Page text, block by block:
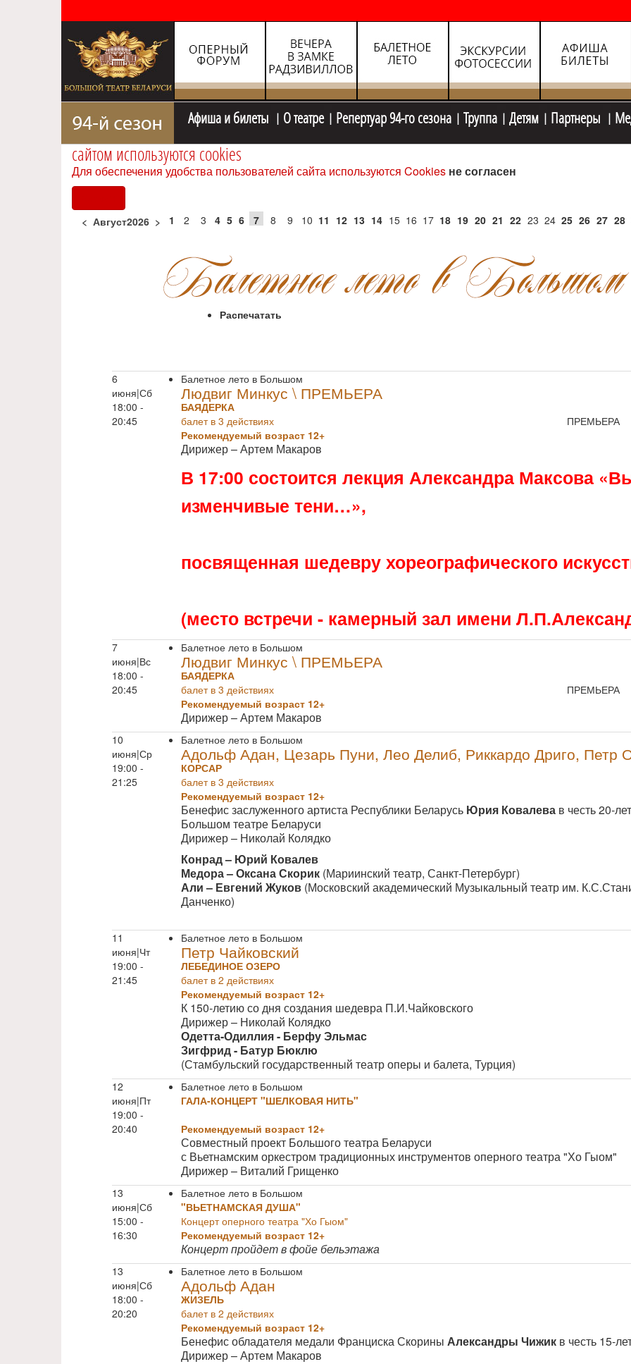
Афиша и билеты О театре Репертуар 94-го сезона Труппа Детям Партнеры
сайтом используются cookies
Для обеспечения удобства пользователей сайта используются Cookies не согласен
< Август2026 > 1 2 3 4 5 6 7 8 9 10 11 12 13 14 15 16 17 18 19 20 21 22 23 24 25 26 27 28
Распечатать
6
июня|Сб
18:00 -
20:45
Балетное лето в Большом
Людвиг Минкус \ ПРЕМЬЕРА
БАЯДЕРКА
ПРЕМЬЕРА
балет в 3 действиях
Рекомендуемый возраст 12+
Дирижер – Артем Макаров
В 17:00 состоится лекция Александра Максова
изменчивые тени…»,
посвященная шедевру хореографического
(место встречи - камерный зал имени
7
июня|Вс
18:00 -
20:45
Балетное лето в Большом
Людвиг Минкус \ ПРЕМЬЕРА
БАЯДЕРКА
ПРЕМЬЕРА
балет в 3 действиях
Рекомендуемый возраст 12+
Дирижер – Артем Макаров
10
июня|Ср
19:00 -
21:25
Балетное лето в Большом
Адольф Адан, Цезарь Пуни, Лео Делиб, Риккардо Дриго, Петр
КОРСАР
балет в 3 действиях
Рекомендуемый возраст 12+
Бенефис заслуженного артиста Республики Беларусь Юрия Ковалева в честь 20-
Большом театре Беларуси
Дирижер – Николай Колядко
Конрад – Юрий Ковалев
Медора –Оксана Скорик (Мариинский театр, Санкт-Петербург)
Али – Евгений Жуков (Московский академический Музыкальный театр им.
Данченко)
11
июня|Чт
19:00 -
21:45
Балетное лето в Большом
Петр Чайковский
ЛЕБЕДИНОЕ ОЗЕРО
балет в 2 действиях
Рекомендуемый возраст 12+
К 150-летию со дня создания шедевра П.И.Чайковского
Дирижер – Николай Колядко
Одетта-Одиллия - Берфу Эльмас
Зигфрид - Батур Бюклю
(Стамбульский государственный театр оперы и балета, Турция)
12
июня|Пт
19:00 -
20:40
Балетное лето в Большом
ГАЛА-КОНЦЕРТ "ШЕЛКОВАЯ НИТЬ"
Рекомендуемый возраст 12+
Совместный проект Большого театра Беларуси
с Вьетнамским оркестром традиционных инструментов оперного театра "Хо Гыом"
Дирижер – Виталий Грищенко
13
июня|Сб
15:00 -
16:30
Балетное лето в Большом
"ВЬЕТНАМСКАЯ ДУША"
Концерт оперного театра "Хо Гыом"
Рекомендуемый возраст 12+
Концерт пройдет в фойе бельэтажа
13
июня|Сб
18:00 -
20:20
Балетное лето в Большом
Адольф Адан
ЖИЗЕЛЬ
балет в 2 действиях
Рекомендуемый возраст 12+
Бенефис обладателя медали Франциска Скорины Александры Чижик в честь 15-
Дирижер – Артем Макаров